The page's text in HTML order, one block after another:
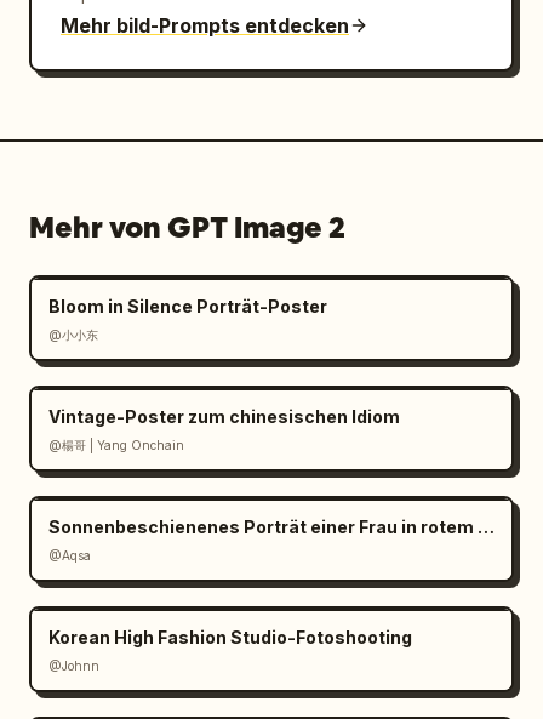
Mehr bild-Prompts entdecken
Mehr von GPT Image 2
Bloom in Silence Porträt-Poster
@小小东
Vintage-Poster zum chinesischen Idiom
@楊哥 | Yang Onchain
Sonnenbeschienenes Porträt einer Frau in rotem Satin
@Aqsa
Korean High Fashion Studio-Fotoshooting
@Johnn